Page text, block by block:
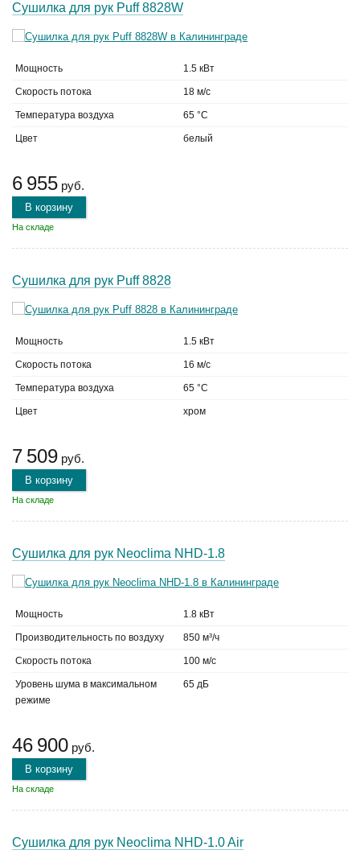
Сушилка для рук Puff 8828W
Мощность 1.5 кВт
Скорость потока 18 м/с
Температура воздуха 65 °C
Цвет белый
6 955 руб.
В корзину
На складе
Сушилка для рук Puff 8828
Мощность 1.5 кВт
Скорость потока 16 м/с
Температура воздуха 65 °C
Цвет хром
7 509 руб.
В корзину
На складе
Сушилка для рук Neoclima NHD-1.8
Мощность 1.8 кВт
Производительность по воздуху 850 м³/ч
Скорость потока 100 м/с
Уровень шума в максимальном
режиме
65 дБ
46 900 руб.
В корзину
На складе
Сушилка для рук Neoclima NHD-1.0 Air